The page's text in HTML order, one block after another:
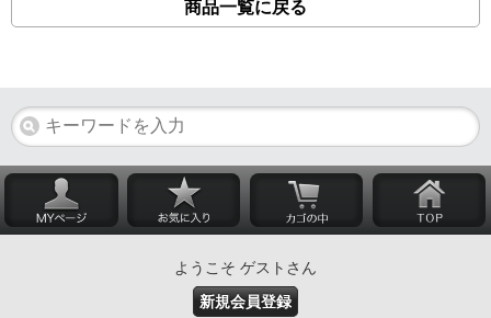
商品一覧に戻る
ようこそ ゲストさん
新規会員登録